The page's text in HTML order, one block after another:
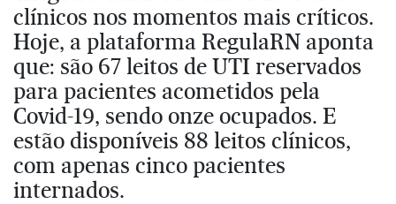
clínicos nos momentos mais críticos.
Hoje, a plataforma RegulaRN aponta
que: são 67 leitos de UTI reservados
para pacientes acometidos pela
Covid-19, sendo onze ocupados. E
estão disponíveis 88 leitos clínicos,
com apenas cinco pacientes
internados.